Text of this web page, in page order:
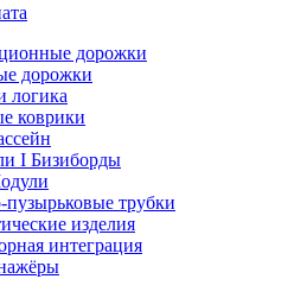
дорожки
дорожки
логика
коврики
I Бизиборды
трубки
изделия
интеграция